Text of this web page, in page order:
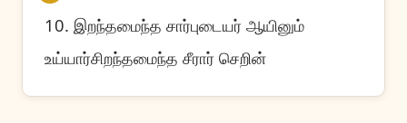
10. இறந்தமைந்த சார்புடையர் ஆயினும்
உய்யார்சிறந்தமைந்த சீரார் செறின்